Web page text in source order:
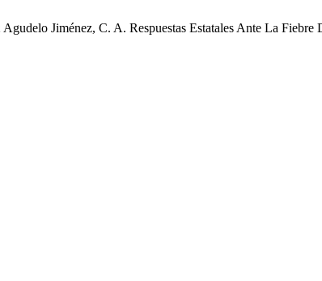
Jiménez, C. A. Respuestas Estatales Ante La